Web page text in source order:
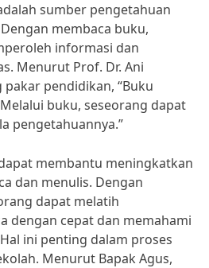
sumber pengetahuan
membaca buku,
informasi dan
Menurut Prof. Dr. Ani
pendidikan, “Buku
buku, seseorang dapat
pengetahuannya.”
membantu meningkatkan
dan menulis. Dengan
dapat melatih
dengan cepat dan memahami
ini penting dalam proses
Menurut Bapak Agus,